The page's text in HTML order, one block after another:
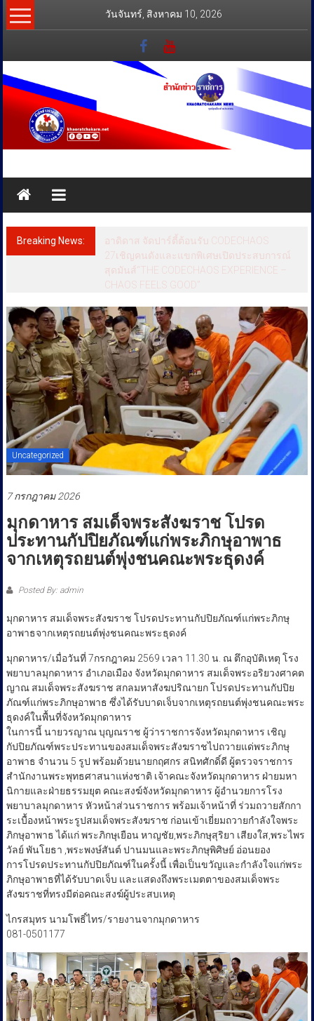
Skip
to
วันจันทร์, สิงหาคม 10, 2026
สำนัก
ข่าว
ราชการ
ทุกข์
ข้าง
ประชาชน
Breaking News:
อาดิดาส จัดปาร์ตี้ต้อนรับ CODECHAOS
27เชิญคนดังและแขกพิเศษเปิดประสบการณ์
สุดมันส์“THE CODECHAOS EXPERIENCE –
CHAOS FEELS GOOD”
Uncategorized
7 กรกฎาคม 2026
มุกดาหาร สมเด็จพระสังฆราช โปรด
ประทานกัปปิยภัณฑ์แก่พระภิกษุอาพาธ
จากเหตุรถยนต์พุ่งชนคณะพระธุดงค์
Posted By: admin
มุกดาหาร สมเด็จพระสังฆราช โปรดประทานกัปปิยภัณฑ์แก่พระภิกษุ
อาพาธจากเหตุรถยนต์พุ่งชนคณะพระธุดงค์
มุกดาหาร/เมื่อวันที่ 7กรกฎาคม 2569 เวลา 11.30 น. ณ ตึกอุบัติเหตุ โรง
พยาบาลมุกดาหาร อำเภอเมือง จังหวัดมุกดาหาร สมเด็จพระอริยวงศาคต
ญาณ สมเด็จพระสังฆราช สกลมหาสังฆปริณายก โปรดประทานกัปปิย
ภัณฑ์แก่พระภิกษุอาพาธ ซึ่งได้รับบาดเจ็บจากเหตุรถยนต์พุ่งชนคณะพระ
ธุดงค์ในพื้นที่จังหวัดมุกดาหาร
ในการนี้ นายวรญาณ บุญณราช ผู้ว่าราชการจังหวัดมุกดาหาร เชิญ
กัปปิยภัณฑ์พระประทานของสมเด็จพระสังฆราชไปถวายแด่พระภิกษุ
อาพาธ จำนวน 5 รูป พร้อมด้วยนายกฤศกร สนิทศักดิ์ดี ผู้ตรวจราชการ
สำนักงานพระพุทธศาสนาแห่งชาติ เจ้าคณะจังหวัดมุกดาหาร ฝ่ายมหา
นิกายและฝ่ายธรรมยุต คณะสงฆ์จังหวัดมุกดาหาร ผู้อำนวยการโรง
พยาบาลมุกดาหาร หัวหน้าส่วนราชการ พร้อมเจ้าหน้าที่ ร่วมถวายสักกา
ระเบื้องหน้าพระรูปสมเด็จพระสังฆราช ก่อนเข้าเยี่ยมถวายกำลังใจพระ
ภิกษุอาพาธ ได้แก่ พระภิกษุเยือน หาญชัย,พระภิกษุสุริยา เสียงใส,พระไพร
วัลย์ พันโยธา ,พระพงษ์สันต์ ปานมนและพระภิกษุพิศิษย์ อ่อนยอง
การโปรดประทานกัปปิยภัณฑ์ในครั้งนี้ เพื่อเป็นขวัญและกำลังใจแก่พระ
ภิกษุอาพาธที่ได้รับบาดเจ็บ และแสดงถึงพระเมตตาของสมเด็จพระ
สังฆราชที่ทรงมีต่อคณะสงฆ์ผู้ประสบเหตุ
ไกรสมุทร นามโพธิ์ไทร/รายงานจากมุกดาหาร
081-0501177